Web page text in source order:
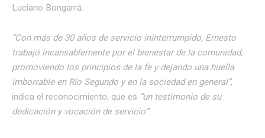
Luciano Bongarrá.
“Con más de 30 años de servicio ininterrumpido, Ernesto
trabajó incansablemente por el bienestar de la comunidad,
promoviendo los principios de la fe y dejando una huella
imborrable en Río Segundo y en la sociedad en general”,
indica el reconocimiento, que es “un testimonio de su
dedicación y vocación de servicio”.